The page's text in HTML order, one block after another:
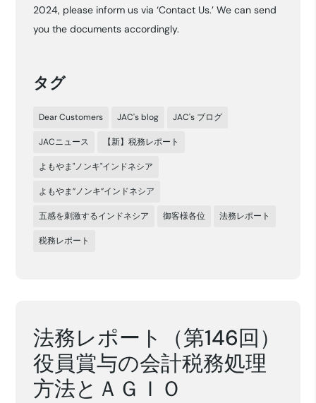
ブ
2024, please inform us via ‘Contact Us.’ We can send
you the documents accordingly.
タグ
Dear Customers JAC's blog JAC's ブログ
JACニュース 【新】税務レポート
よもやま"ノンキ"インドネシア
よもやま”ノンキ”インドネシア
五感を刺激するインドネシア 御客様各位 法務レポート
税務レポート
法務レポート（第146回）
役員賞与の会計税務処理
方法とＡＧＩＯ